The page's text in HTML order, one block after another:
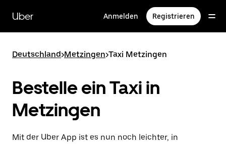
zum
Hauptinhalt
Uber Anmelden Registrieren
Deutschland>Metzingen>Taxi Metzingen
Bestelle ein Taxi in
Metzingen
Mit der Uber App ist es nun noch leichter, in